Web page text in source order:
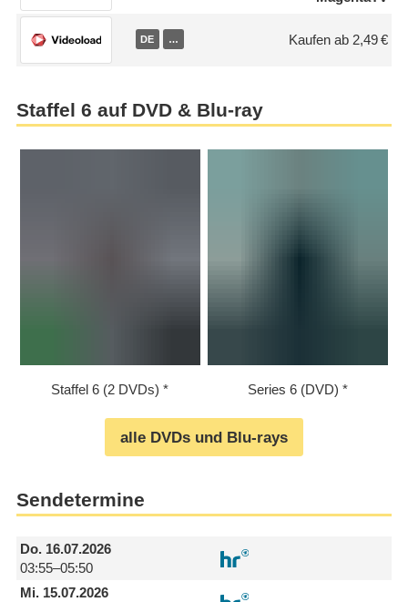
DE … Kaufen ab 2,49 €
Staffel 6 auf DVD & Blu-ray
Staffel 6 (2 DVDs) Series 6 (DVD)
alle DVDs und Blu-rays
Sendetermine
Do.16.07.2026
03:55–05:50
Mi.15.07.2026